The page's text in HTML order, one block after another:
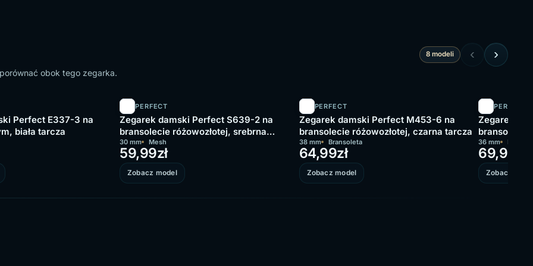
8 modeli ‹ ›
obok tego zegarka.
Perfect E337-3 na
biała tarcza
PERFECT
Zegarek damski Perfect S639-2 na
bransolecie różowozłotej, srebrna
tarcza
30 mm Mesh
59,99zł
Zobacz model
PERFECT
Zegarek damski Perfect M453-6 na
bransolecie różowozłotej, czarna tarcza
38 mm Bransoleta
64,99zł
Zobacz model
PERFECT
Zegarek
bransolecie
36 mm Mesh
69,99
Zobacz